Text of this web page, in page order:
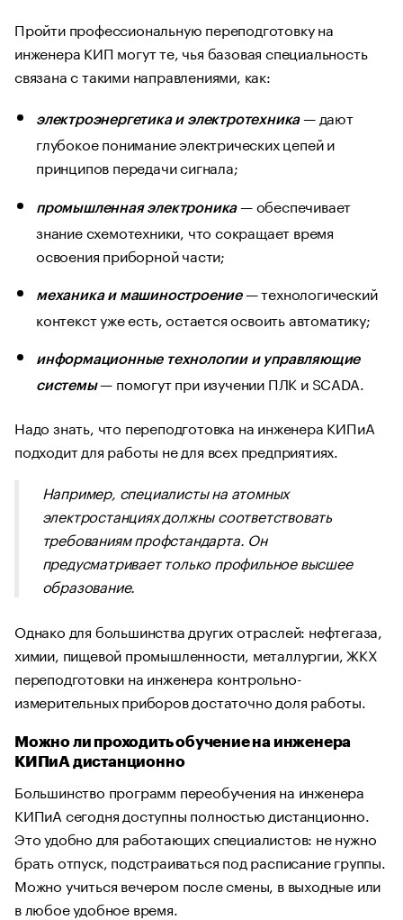
Пройти профессиональную переподготовку на
инженера КИП могут те, чья базовая специальность
связана с такими направлениями, как:
электроэнергетика и электротехника— дают
глубокое понимание электрических цепей и
принципов передачи сигнала;
промышленная электроника— обеспечивает
знание схемотехники, что сокращает время
освоения приборной части;
механика и машиностроение— технологический
контекст уже есть, остается освоить автоматику;
информационные технологии и управляющие
системы— помогут при изучении ПЛК и SCADA.
Надо знать, что переподготовка на инженера КИПиА
подходит для работы не для всех предприятиях.
Например, специалисты на атомных
электростанциях должны соответствовать
требованиям профстандарта. Он
предусматривает только профильное высшее
образование.
Однако для большинства других отраслей: нефтегаза,
химии, пищевой промышленности, металлургии, ЖКХ
переподготовки на инженера контрольно-
измерительных приборов достаточно доля работы.
Можно ли проходить обучение на инженера
КИПиА дистанционно
Большинство программ переобучения на инженера
КИПиА сегодня доступны полностью дистанционно.
Это удобно для работающих специалистов: не нужно
брать отпуск, подстраиваться под расписание группы.
Можно учиться вечером после смены, в выходные или
в любое удобное время.